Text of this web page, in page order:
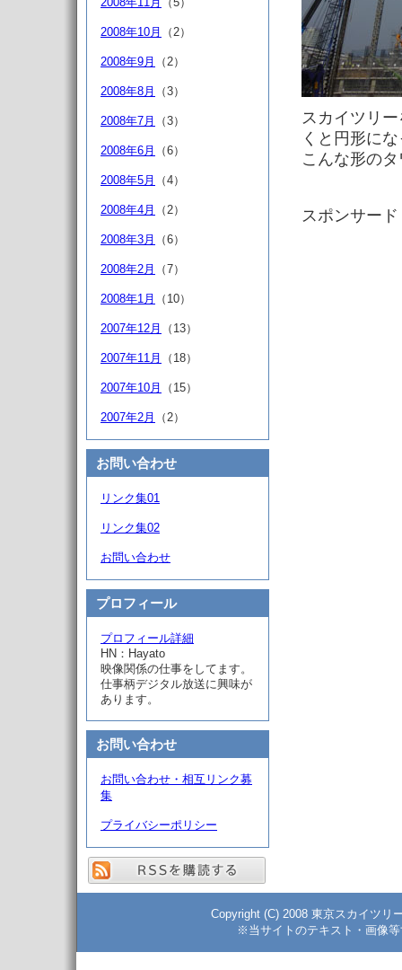
スカイツリ
くと円形に
こんな形の
スポンサー
2008年10月 （2）
2008年9月 （2）
2008年8月 （3）
2008年7月 （3）
2008年6月 （6）
2008年5月 （4）
2008年4月 （2）
2008年3月 （6）
2008年2月 （7）
2008年1月 （10）
2007年12月 （13）
2007年11月 （18）
2007年10月 （15）
2007年2月 （2）
お問い合わせ
リンク集01
リンク集02
お問い合わせ
プロフィール
プロフィール詳細
HN：Hayato
映像関係の仕事をしてます。
仕事柄デジタル放送に興味が
あります。
お問い合わせ
お問い合わせ・相互リンク募
集
プライバシーポリシー
Copyright (C) 2008 東京スカイツリ
※当サイトのテキスト・画像